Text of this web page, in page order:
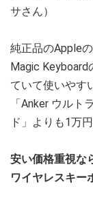
サさん）
純正品のApple
Magic Keyboard
ていて使いやす
「Anker ウル
ド」よりも1万
安い価格重視な
ワイヤレスキー